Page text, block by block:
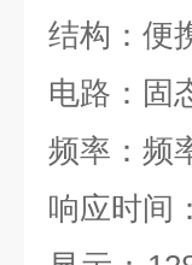
结构：便
电路：固
频率：频
响应时间